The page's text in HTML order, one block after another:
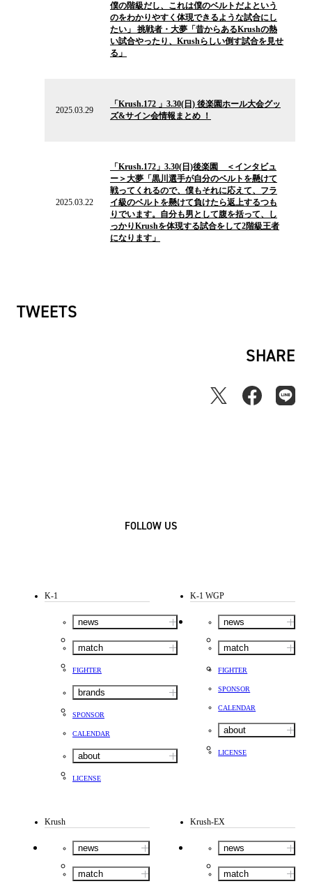
僕の階級だし、これは僕のベルトだよという
のをわかりやすく体現できるような試合にし
たい」 挑戦者・大夢「昔からあるKrushの熱
い試合やったり、Krushらしい倒す試合を見せ
る」
2025.03.29
「Krush.172 」3.30(日) 後楽園ホール大会グッ
ズ&サイン会情報まとめ ！
2025.03.22
「Krush.172」3.30(日)後楽園 ＜インタビュ
ー＞大夢「黒川選手が自分のベルトを懸けて
戦ってくれるので、僕もそれに応えて、フラ
イ級のベルトを懸けて負けたら返上するつも
りでいます。自分も男として腹を括って、し
っかりKrushを体現する試合をして2階級王者
になります」
TWEETS
SHARE
FOLLOW US
K-1
news
match
FIGHTER
brands
SPONSOR
CALENDAR
about
LICENSE
K-1 WGP
news
match
FIGHTER
SPONSOR
CALENDAR
about
LICENSE
Krush
news
match
Krush-EX
news
match